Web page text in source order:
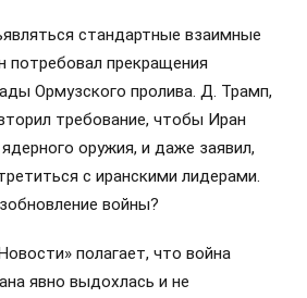
стандартные взаимные
потребовал прекращения
Ормузского пролива. Д. Трамп,
требование, чтобы Иран
оружия, и даже заявил,
с иранскими лидерами.
войны?
полагает, что война
явно выдохлась и не